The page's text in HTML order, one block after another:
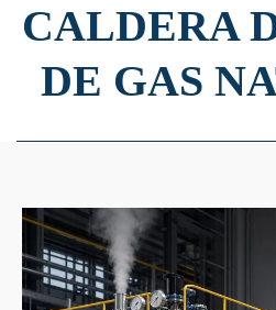
CALDERA
DE GAS